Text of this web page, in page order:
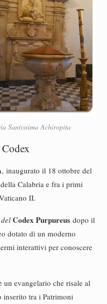
Santissima Achiropita
, inaugurato il 18 ottobre del
Calabria e fra i primi
II.
del Codex Purpureus dopo il
dotato di un moderno
interattivi per conoscere
un evangelario che risale al
inserito tra i Patrimoni